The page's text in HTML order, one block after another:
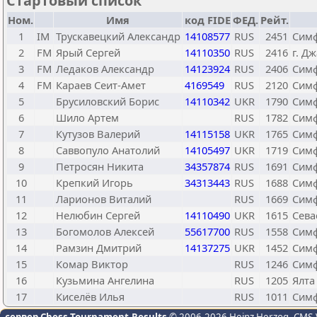
Ном. Имя код FIDEФЕД. Рейт.
1
IM Трускавецкий Александр 14108577 RUS 2451
2
FM Ярый Сергей 14110350 RUS 2416 г.
3
FM Ледаков Александр 14123924 RUS 2406
4
FM Караев Сеит-Амет 4169549 RUS 2120
5
Брусиловский Борис 14110342 UKR 1790
6
Шило Артем RUS 1782
7
Кутузов Валерий 14115158 UKR 1765
8
Саввопуло Анатолий 14105497 UKR 1719
9
Петросян Никита 34357874 RUS 1691
10
Крепкий Игорь 34313443 RUS 1688
11
Ларионов Виталий RUS 1669
12
Нелюбин Сергей 14110490 UKR 1615
13
Богомолов Алексей 55617700 RUS 1558
14
Рамзин Дмитрий 14137275 UKR 1452
15
Комар Виктор RUS 1246
16
Кузьмина Ангелина RUS 1205 Ялта
17
Киселёв Илья RUS 1011